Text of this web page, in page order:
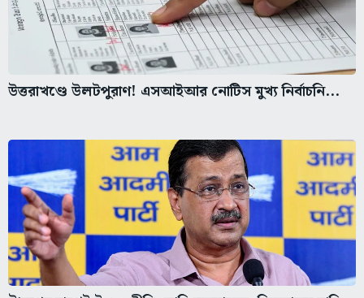
উত্তরাখণ্ডে উলটপুরাণ! এসআইআর নোটিস মুখ্য নির্বাচনি...